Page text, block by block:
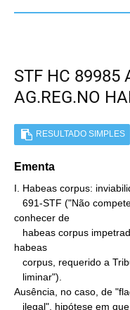
STF HC 89985
AG.REG.NO
RESULTADO SIMPLES
Ementa
I. Habeas corpus:
conhecer de
habeas
Ausência, no caso, de